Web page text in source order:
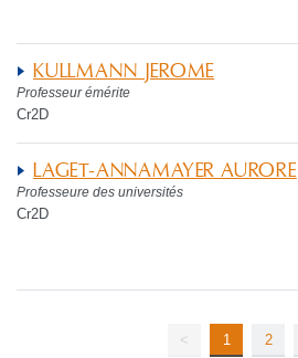
KULLMANN JEROME
Professeur émérite
Cr2D
LAGET-ANNAMAYER AURORE
Professeure des universités
Cr2D
< 1 2